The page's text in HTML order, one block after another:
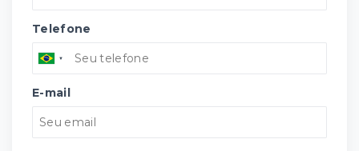
Telefone
E-mail